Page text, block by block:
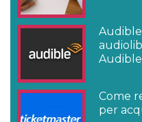
Audible
Come
per